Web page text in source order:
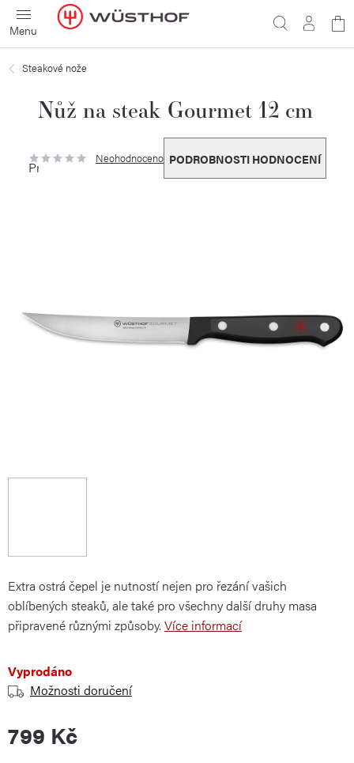
Přejít
na
obsah
Steakové nože
Nůž na steak Gourmet 12 cm
Průměrné
hodnocení
Neohodnoceno PODROBNOSTI HODNOCENÍ
Extra ostrá čepel je nutností nejen pro řezání vašich
oblíbených steaků, ale také pro všechny další druhy masa
připravené různými způsoby. Více informací
Vyprodáno
Možnosti doručení
799 Kč